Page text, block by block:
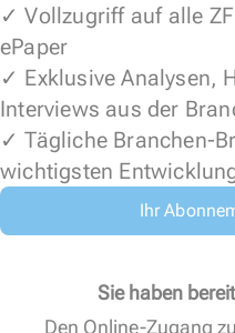
✓ Vollzugriff auf alle
ePaper
✓ Exklusive Analysen,
Interviews aus der
✓ Tägliche Branchen-
wichtigsten
Ihr
Sie haben
Den Online-Zugang